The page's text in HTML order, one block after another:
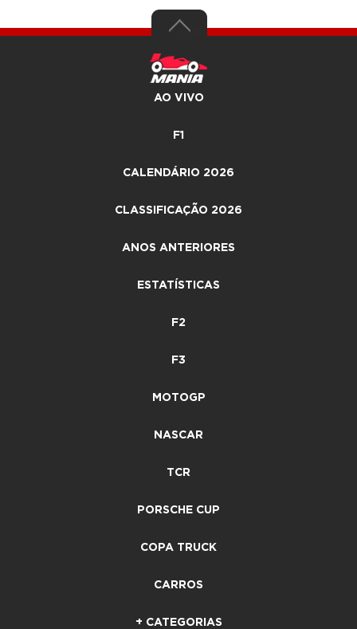
AO VIVO
F1
CALENDÁRIO 2026
CLASSIFICAÇÃO 2026
ANOS ANTERIORES
ESTATÍSTICAS
F2
F3
MOTOGP
NASCAR
TCR
PORSCHE CUP
COPA TRUCK
CARROS
+ CATEGORIAS